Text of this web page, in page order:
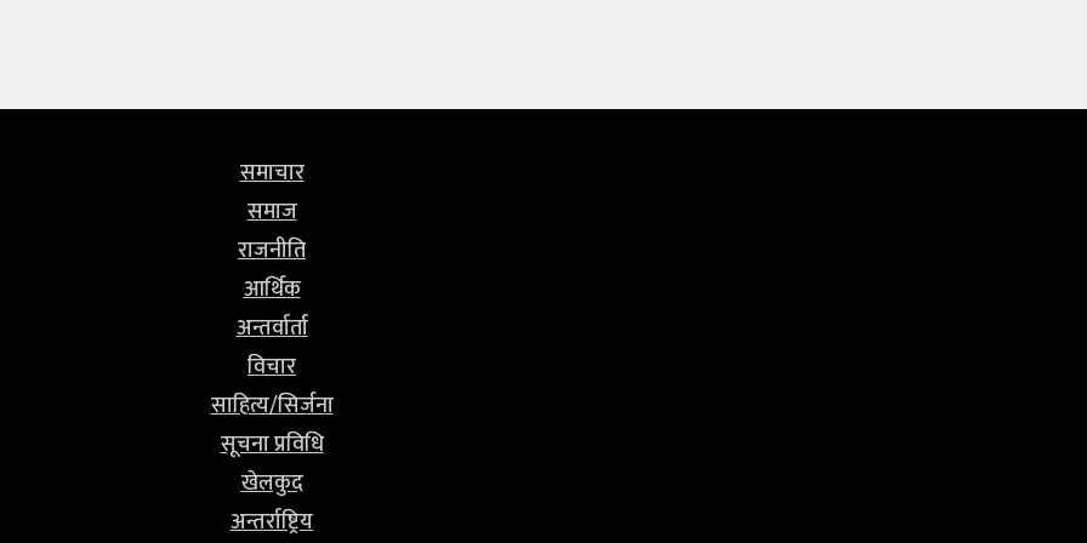
समाचार
समाज
राजनीति
आर्थिक
अन्तर्वार्ता
विचार
साहित्य/सिर्जना
सूचना प्रविधि
खेलकुद
अन्तर्राष्ट्रिय